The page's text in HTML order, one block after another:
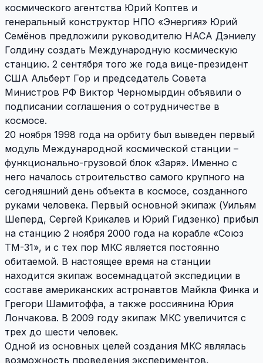
космического агентства Юрий Коптев и
генеральный конструктор НПО «Энергия» Юрий
Семёнов предложили руководителю НАСА Дэниелу
Голдину создать Международную космическую
станцию. 2 сентября того же года вице-президент
США Альберт Гор и председатель Совета
Министров РФ Виктор Черномырдин объявили о
подписании соглашения о сотрудничестве в
космосе.
20 ноября 1998 года на орбиту был выведен первый
модуль Международной космической станции –
функционально-грузовой блок «Заря». Именно с
него началось строительство самого крупного на
сегодняшний день объекта в космосе, созданного
руками человека. Первый основной экипаж (Уильям
Шеперд, Сергей Крикалев и Юрий Гидзенко) прибыл
на станцию 2 ноября 2000 года на корабле «Союз
ТМ-31», и с тех пор МКС является постоянно
обитаемой. В настоящее время на станции
находится экипаж восемнадцатой экспедиции в
составе американских астронавтов Майкла Финка и
Грегори Шамитоффа, а также россиянина Юрия
Лончакова. В 2009 году экипаж МКС увеличится с
трех до шести человек.
Одной из основных целей создания МКС являлась
возможность проведения экспериментов,